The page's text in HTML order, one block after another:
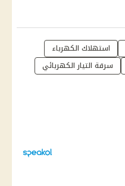
استهلاك الكهرباء
سرقة التيار الكهربائي